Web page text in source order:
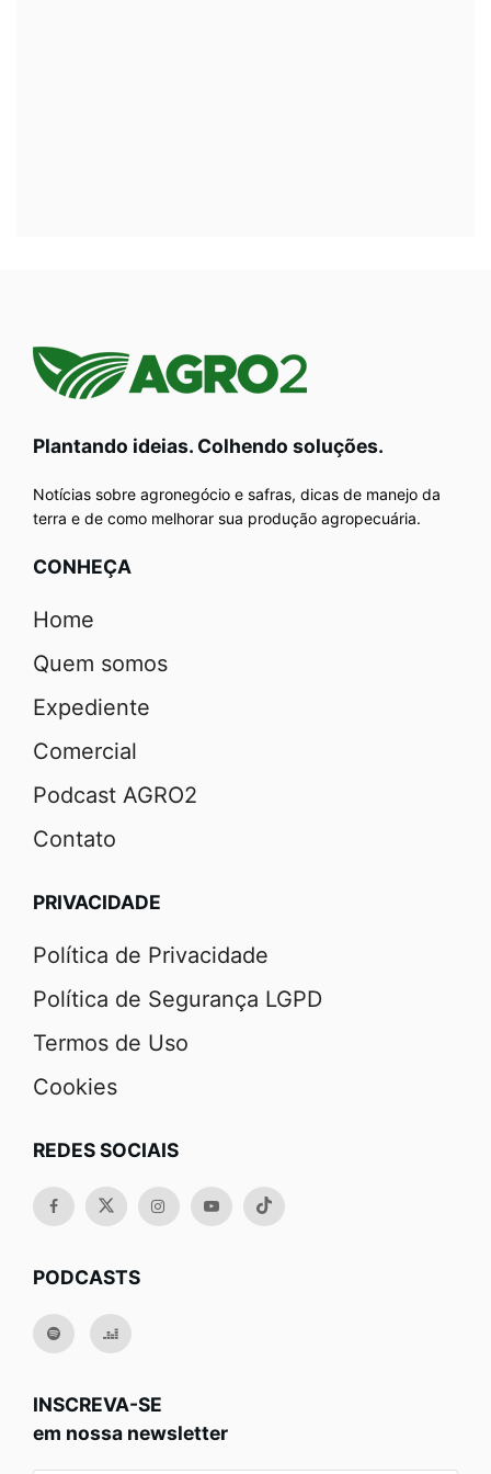
Plantando ideias. Colhendo soluções.
Notícias sobre agronegócio e safras, dicas de manejo da
terra e de como melhorar sua produção agropecuária.
CONHEÇA
Home
Quem somos
Expediente
Comercial
Podcast AGRO2
Contato
PRIVACIDADE
Política de Privacidade
Política de Segurança LGPD
Termos de Uso
Cookies
REDES SOCIAIS
PODCASTS
INSCREVA-SE
em nossa newsletter